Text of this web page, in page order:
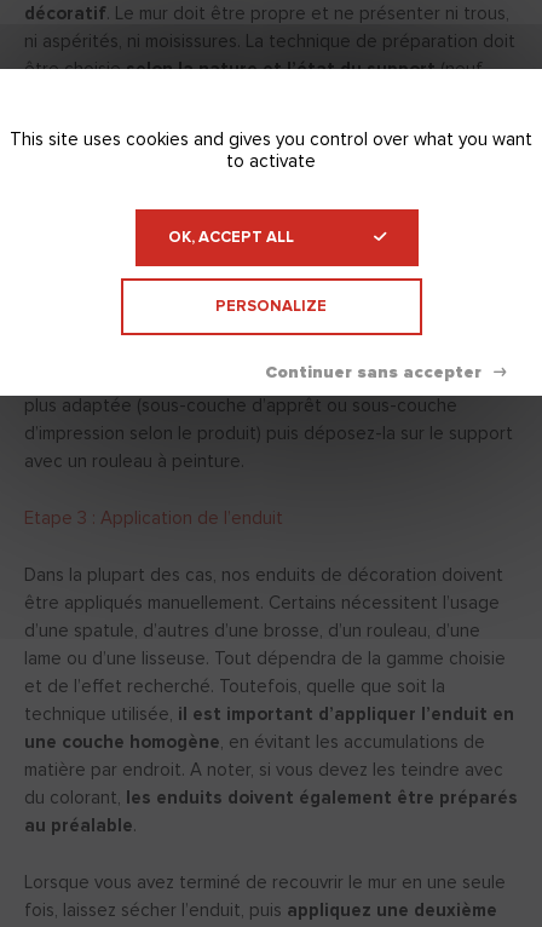
décoratif. Le mur doit être propre et ne présenter ni trous,
ni aspérités, ni moisissures. La technique de préparation doit
être choisieselon la nature et l’état du support(neuf,
. Si vous avez besoin de conseils supplémentaires
de préparation surnos guides produits!
Etape 2 : Application de la sous-couche
adhérence lors de l’enduisage. Mélangez la sous-couche la
plus adaptée (sous-couche d’apprêt ou sous-couche
d’impression selon le produit) puis déposez-la sur le support
avec un rouleau à peinture.
Etape 3 : Application de l’enduit
Dans la plupart des cas, nos enduits de décoration doivent
être appliqués manuellement. Certains nécessitent l’usage
d’une spatule, d’autres d’une brosse, d’un rouleau, d’une
lame ou d’une lisseuse. Tout dépendra de la gamme choisie
et de l’effet recherché. Toutefois, quelle que soit la
technique utilisée, il est important d’appliquer l’enduit en
une couche homogène , en évitant les accumulations de
matière par endroit. A noter, si vous devez les teindre avec
du colorant,
les enduits doivent également être préparés
au préalable.
Lorsque vous avez terminé de recouvrir le mur en une seule
fois, laissez sécher l’enduit, puis appliquez une deuxième
This site uses cookies and gives you control over what you want
to activate
OK, ACCEPT ALL
PERSONALIZE